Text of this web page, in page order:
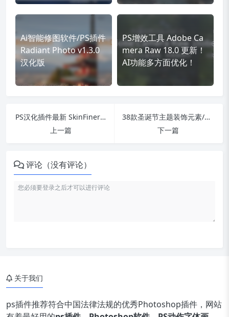
Ai智能修图软件/PS插件
Radiant Photo v1.3.0
汉化版
PS增效工具 Adobe Ca
mera Raw 18.0 更新！
AI功能多方面优化！
PS汉化插件最新 SkinFiner v5.1 超好用的人像修图软件/插件
上一篇
38款圣诞节主题装饰元素/圣诞老人手势PNG图片素材
下一篇
评论（没有评论）
关于我们
ps插件推荐符合中国法律法规的优秀Photoshop插件，网站